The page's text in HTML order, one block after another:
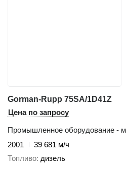
Gorman-Rupp 75SA/1D41Z
Цена по запросу
Промышленное оборудование -
2001
39 681 м/ч
Топливо дизель